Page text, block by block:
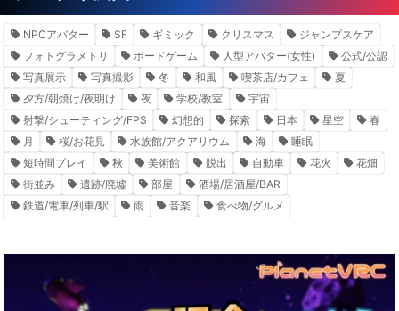
NPCアバター SF ギミック クリスマス
ジャンプスケア
フォトグラメトリ
ボードゲーム 人型アバター(女性)
公式/公認
写真展示
写真撮影 冬 和風 喫茶店/カフェ
夏
夕方/朝焼け/夜明け
夜 学校/教室
宇宙
射撃/シューティング/FPS
幻想的 探索 日本 星空
春
月
桜/お花見 水族館/アクアリウム 海
睡眠
短時間プレイ
秋 美術館 脱出 自動車 花火
花畑
街並み
遺跡/廃墟 部屋
酒場/居酒屋/BAR
鉄道/電車/列車/駅
雨 音楽 食べ物/グルメ